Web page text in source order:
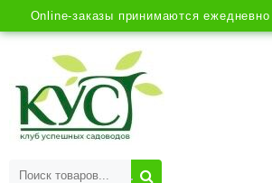
Online-заказы принимаются ежедневно